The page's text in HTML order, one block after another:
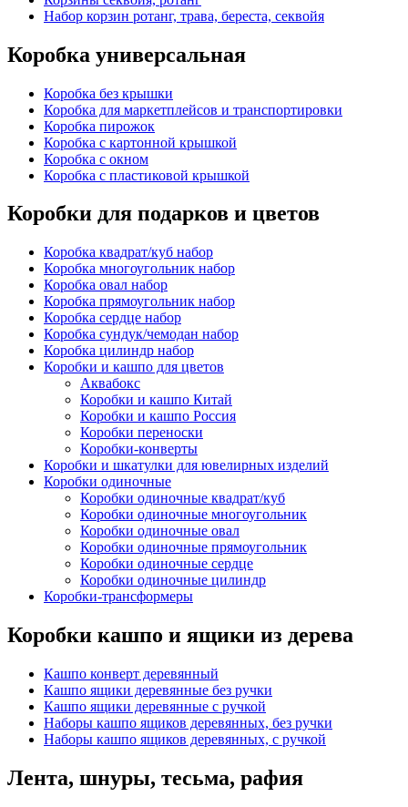
Набор корзин ротанг, трава, береста, секвойя
Коробка универсальная
Коробка без крышки
Коробка для маркетплейсов и транспортировки
Коробка пирожок
Коробка с картонной крышкой
Коробка с окном
Коробка с пластиковой крышкой
Коробки для подарков и цветов
Коробка квадрат/куб набор
Коробка многоугольник набор
Коробка овал набор
Коробка прямоугольник набор
Коробка сердце набор
Коробка сундук/чемодан набор
Коробка цилиндр набор
Коробки и кашпо для цветов
Аквабокс
Коробки и кашпо Китай
Коробки и кашпо Россия
Коробки переноски
Коробки-конверты
Коробки и шкатулки для ювелирных изделий
Коробки одиночные
Коробки одиночные квадрат/куб
Коробки одиночные многоугольник
Коробки одиночные овал
Коробки одиночные прямоугольник
Коробки одиночные сердце
Коробки одиночные цилиндр
Коробки-трансформеры
Коробки кашпо и ящики из дерева
Кашпо конверт деревянный
Кашпо ящики деревянные без ручки
Кашпо ящики деревянные с ручкой
Наборы кашпо ящиков деревянных, без ручки
Наборы кашпо ящиков деревянных, с ручкой
Лента, шнуры, тесьма, рафия